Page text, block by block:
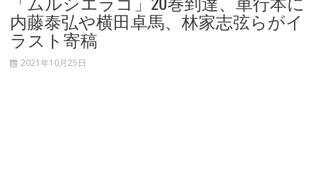
内藤泰弘や横田卓馬、林家志弦らがイ
ラスト寄稿
2021年10月25日